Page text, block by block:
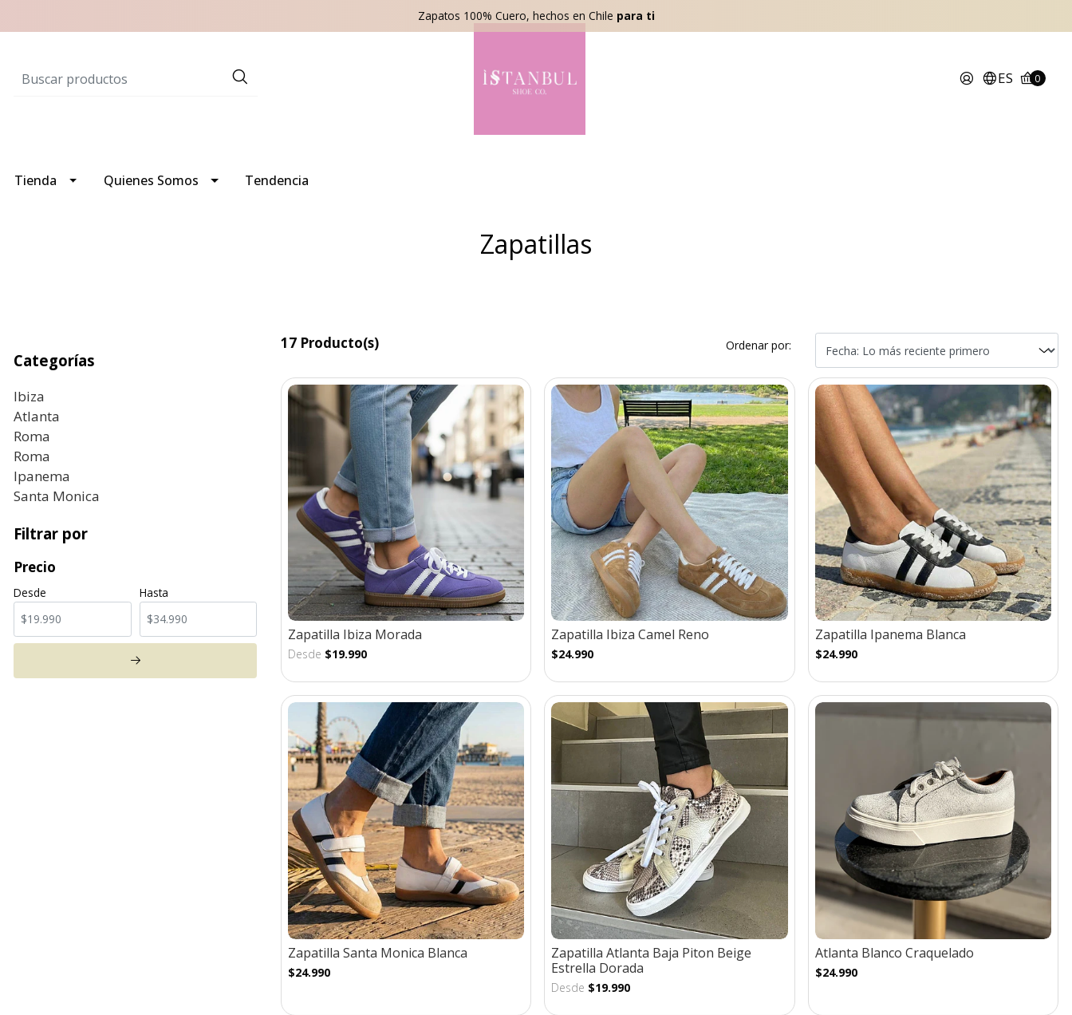
Zapatos 100% Cuero, hechos en Chile para ti
ES 0
Tienda Quienes Somos Tendencia
Zapatillas
Categorías
Ibiza
Atlanta
Roma
Roma
Ipanema
Santa Monica
Filtrar por
Precio
Desde Hasta
17 Producto(s) Ordenar por:
Zapatilla Ibiza Morada
Desde $19.990
Zapatilla Ibiza Camel Reno
$24.990
Zapatilla Ipanema Blanca
$24.990
Zapatilla Santa Monica Blanca
$24.990
Zapatilla Atlanta Baja Piton Beige
Estrella Dorada
Desde $19.990
Atlanta Blanco Craquelado
$24.990